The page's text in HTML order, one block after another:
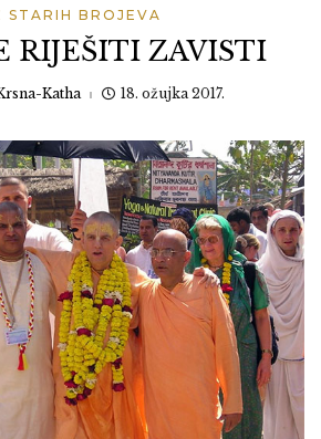
STARIH BROJEVA
RIJEŠITI ZAVISTI
Katha 18. ožujka 2017.